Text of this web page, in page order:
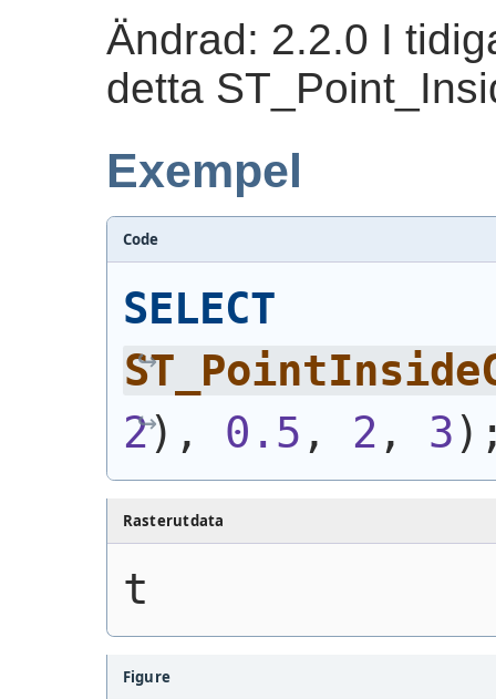
Ändrad: 2.2.0 I
detta
Exempel
Code
SELECT
2) , 0.5 , 2 , 3)
Rasterutdata
t
Figure